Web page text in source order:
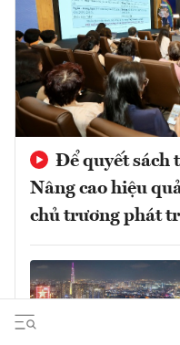
Để quyết sách
Nâng cao hiệu
chủ trương phát